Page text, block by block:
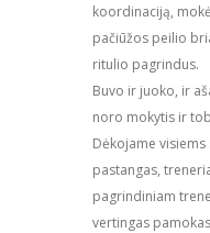
koordinaciją,
pačiūžos peilio
ritulio pagrindus.
Buvo ir juoko, ir
noro mokytis ir
Dėkojame
pastangas,
pagrindiniam
vertingas